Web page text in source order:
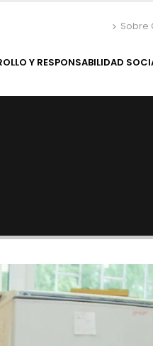
Sobre
Y RESPONSABILIDAD